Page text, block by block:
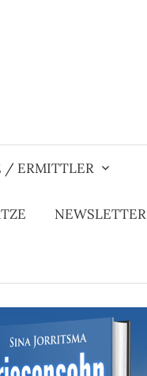
/ ERMITTLER
NEWSLETTER